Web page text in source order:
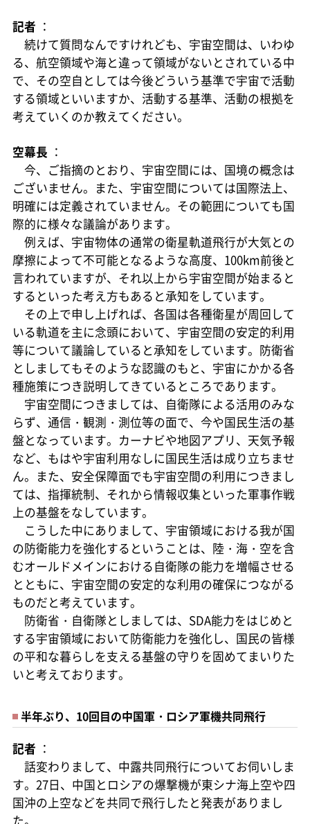
記者 ：
続けて質問なんですけれども、宇宙空間は、いわゆ
る、航空領域や海と違って領域がないとされている中
で、その空自としては今後どういう基準で宇宙で活動
する領域といいますか、活動する基準、活動の根拠を
考えていくのか教えてください。
空幕長 ：
今、ご指摘のとおり、宇宙空間には、国境の概念は
ございません。また、宇宙空間については国際法上、
明確には定義されていません。その範囲についても国
際的に様々な議論があります。
例えば、宇宙物体の通常の衛星軌道飛行が大気との
摩擦によって不可能となるような高度、100km前後と
言われていますが、それ以上から宇宙空間が始まると
するといった考え方もあると承知をしています。
その上で申し上げれば、各国は各種衛星が周回して
いる軌道を主に念頭において、宇宙空間の安定的利用
等について議論していると承知をしています。防衛省
としましてもそのような認識のもと、宇宙にかかる各
種施策につき説明してきているところであります。
宇宙空間につきましては、自衛隊による活用のみな
らず、通信・観測・測位等の面で、今や国民生活の基
盤となっています。カーナビや地図アプリ、天気予報
など、もはや宇宙利用なしに国民生活は成り立ちませ
ん。また、安全保障面でも宇宙空間の利用につきまし
ては、指揮統制、それから情報収集といった軍事作戦
上の基盤をなしています。
こうした中にありまして、宇宙領域における我が国
の防衛能力を強化するということは、陸・海・空を含
むオールドメインにおける自衛隊の能力を増幅させる
とともに、宇宙空間の安定的な利用の確保につながる
ものだと考えています。
防衛省・自衛隊としましては、SDA能力をはじめと
する宇宙領域において防衛能力を強化し、国民の皆様
の平和な暮らしを支える基盤の守りを固めてまいりた
いと考えております。
半年ぶり、10回目の中国軍・ロシア軍機共同飛行
記者 ：
話変わりまして、中露共同飛行についてお伺いしま
す。27日、中国とロシアの爆撃機が東シナ海上空や四
国沖の上空などを共同で飛行したと発表がありまし
た。